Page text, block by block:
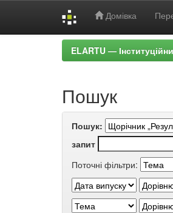
Домівка
ELARTU —
Пошук
Пошук:
запит
Поточні фільтри: